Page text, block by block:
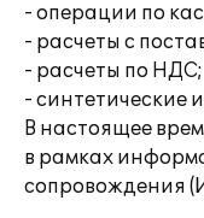
- операции по
- расчеты с
- расчеты по НДС;
- синтетические
В настоящее
в рамках
сопровождения